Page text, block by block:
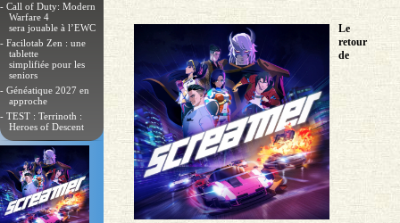
- Call of Duty: Modern
Warfare 4
sera jouable à l’EWC
- Facilotab Zen : une
tablette
simplifiée pour les
seniors
- Généatique 2027 en
approche
- TEST : Terrinoth :
Heroes of Descent
Le
retour
de